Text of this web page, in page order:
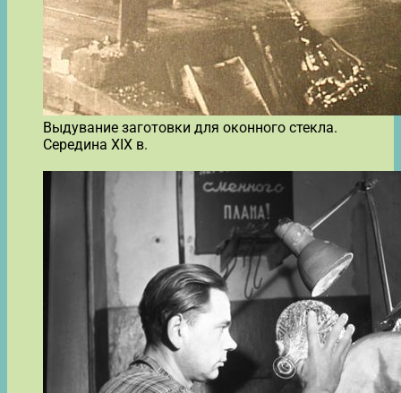
Выдувание заготовки для оконного стекла.
Середина XIX в.